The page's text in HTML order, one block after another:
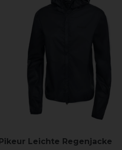
Pikeur Leichte Regenjacke